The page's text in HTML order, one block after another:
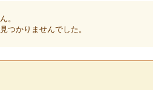
。
つかりませんでした。